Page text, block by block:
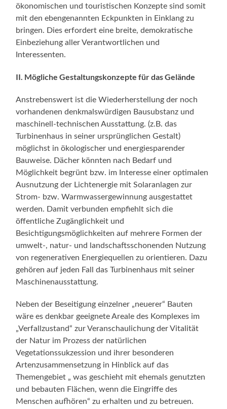
ökonomischen und touristischen Konzepte sind somit
mit den ebengenannten Eckpunkten in Einklang zu
bringen. Dies erfordert eine breite, demokratische
Einbeziehung aller Verantwortlichen und
Interessenten.
II. Mögliche Gestaltungskonzepte für das Gelände
Anstrebenswert ist die Wiederherstellung der noch
vorhandenen denkmalswürdigen Bausubstanz und
maschinell-technischen Ausstattung. (z.B. das
Turbinenhaus in seiner ursprünglichen Gestalt)
möglichst in ökologischer und energiesparender
Bauweise. Dächer könnten nach Bedarf und
Möglichkeit begrünt bzw. im Interesse einer optimalen
Ausnutzung der Lichtenergie mit Solaranlagen zur
Strom- bzw. Warmwassergewinnung ausgestattet
werden. Damit verbunden empfiehlt sich die
öffentliche Zugänglichkeit und
Besichtigungsmöglichkeiten auf mehrere Formen der
umwelt-, natur- und landschaftsschonenden Nutzung
von regenerativen Energiequellen zu orientieren. Dazu
gehören auf jeden Fall das Turbinenhaus mit seiner
Maschinenausstattung.
Neben der Beseitigung einzelner „neuerer“ Bauten
wäre es denkbar geeignete Areale des Komplexes im
„Verfallzustand“ zur Veranschaulichung der Vitalität
der Natur im Prozess der natürlichen
Vegetationssukzession und ihrer besonderen
Artenzusammensetzung in Hinblick auf das
Themengebiet „ was geschieht mit ehemals genutzten
und bebauten Flächen, wenn die Eingriffe des
Menschen aufhören“ zu erhalten und zu betreuen.